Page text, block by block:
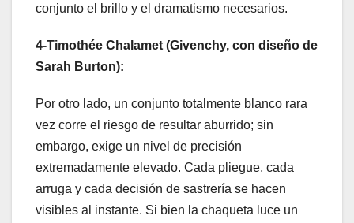
conjunto el brillo y el dramatismo necesarios.
4-Timothée Chalamet (Givenchy, con diseño de
Sarah Burton):
Por otro lado, un conjunto totalmente blanco rara
vez corre el riesgo de resultar aburrido; sin
embargo, exige un nivel de precisión
extremadamente elevado. Cada pliegue, cada
arruga y cada decisión de sastrería se hacen
visibles al instante. Si bien la chaqueta luce un